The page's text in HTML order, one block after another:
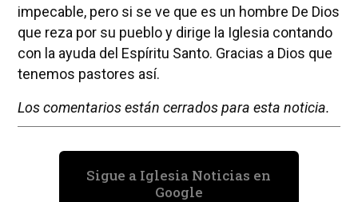
impecable, pero si se ve que es un hombre De Dios
que reza por su pueblo y dirige la Iglesia contando
con la ayuda del Espíritu Santo. Gracias a Dios que
tenemos pastores así.
Los comentarios están cerrados para esta noticia.
Sigue a Iglesia Noticias en
Google